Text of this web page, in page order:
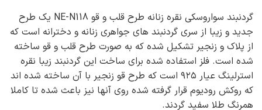
گردنبند سواروسکی نقره زنانه طرح قلب و قو NE-N118 یک طرح
جدید و زیبا از سری گردنبند های جواهری زنانه و دخترانه است که
از پلاک و زنجیر تشکیل شده که به صورت طرح قلب و قو ساخته
شده است. فلز استفاده شده برای ساخت این گردنبند زیبا نقره
استرلینگ عیار ۹۲۵ است که طرح قو زنجیر با آن ساخته شده اند
که روکش رودیوم قرار گرفته شده روی آنها نیز باعث شده تا کاملا
همرنگ طلا سفید گردند.